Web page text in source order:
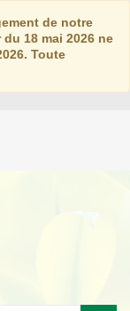
de notre
18 mai 2026 ne
Toute